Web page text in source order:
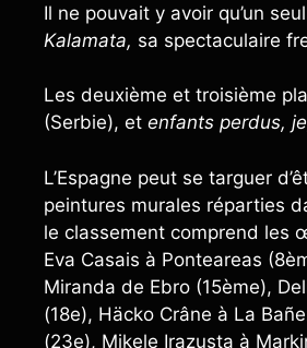
Il ne pouvait y avoir qu’un
Kalamata, sa spectaculaire
Les deuxième et troisième
(Serbie), et enfants perdus,
L’Espagne peut se targuer
peintures murales réparties
le classement comprend les
Eva Casais à Ponteareas
Miranda de Ebro (15ème),
(18e), Häcko Crâne à La
(23e), Mikele Irazusta à